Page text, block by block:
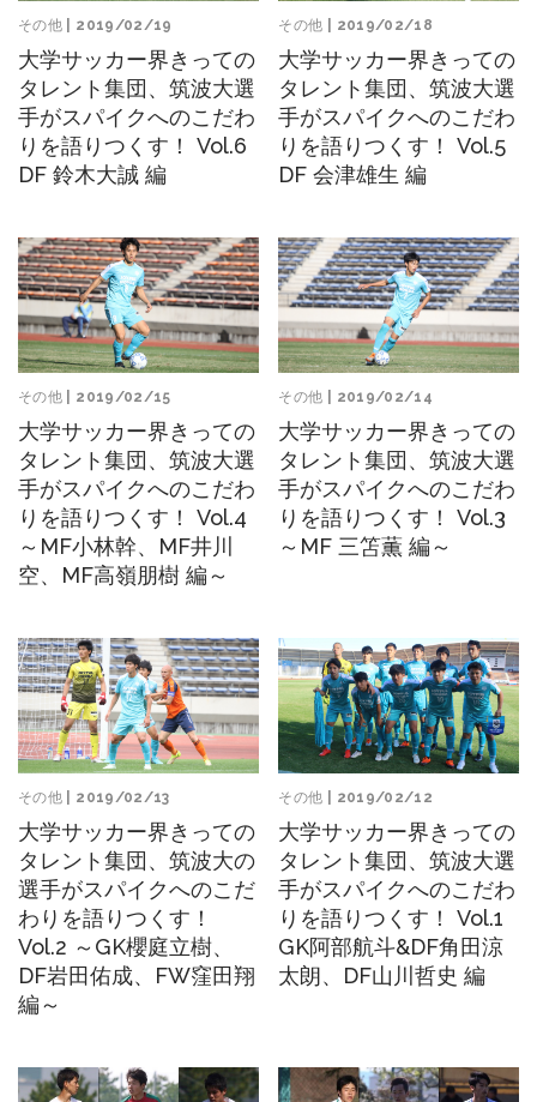
その他 | 2019/02/19
大学サッカー界きっての
タレント集団、筑波大選
手がスパイクへのこだわ
りを語りつくす！ Vol.6
DF 鈴木大誠 編
その他 | 2019/02/18
大学サッカー界きっての
タレント集団、筑波大選
手がスパイクへのこだわ
りを語りつくす！ Vol.5
DF 会津雄生 編
その他 | 2019/02/15
大学サッカー界きっての
タレント集団、筑波大選
手がスパイクへのこだわ
りを語りつくす！ Vol.4
～MF小林幹、MF井川
空、MF高嶺朋樹 編～
その他 | 2019/02/14
大学サッカー界きっての
タレント集団、筑波大選
手がスパイクへのこだわ
りを語りつくす！ Vol.3
～MF 三笘薫 編～
その他 | 2019/02/13
大学サッカー界きっての
タレント集団、筑波大の
選手がスパイクへのこだ
わりを語りつくす！
Vol.2 ～GK櫻庭立樹、
DF岩田佑成、FW窪田翔
編～
その他 | 2019/02/12
大学サッカー界きっての
タレント集団、筑波大選
手がスパイクへのこだわ
りを語りつくす！ Vol.1
GK阿部航斗&DF角田涼
太朗、DF山川哲史 編